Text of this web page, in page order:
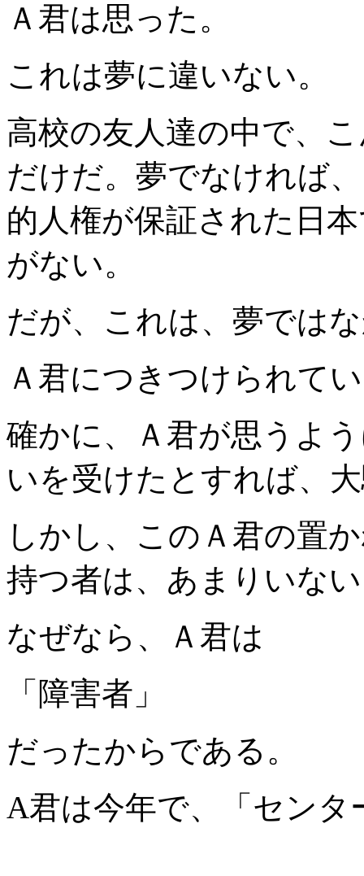
Ａ君は思った。
これは夢に違いない。
高校の友人達の中で、
だけだ。夢でなければ
的人権が保証された日
がない。
だが、これは、夢では
Ａ君につきつけられて
確かに、Ａ君が思うよ
いを受けたとすれば、
しかし、このＡ君の置
持つ者は、あまりいな
なぜなら、Ａ君は
「障害者」
だったからである。
A君は今年で、「センタ